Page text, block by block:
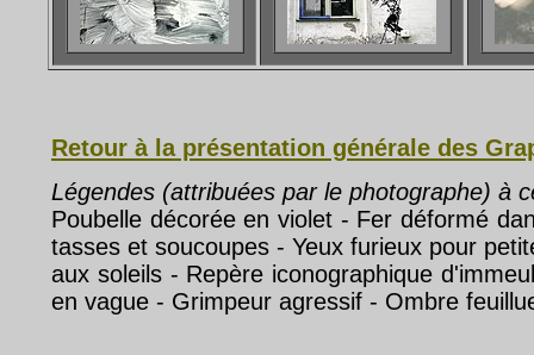
Retour à la présentation générale des
Légendes (attribuées par le photographe) à
Poubelle décorée en violet - Fer déformé
tasses et soucoupes - Yeux furieux pour
aux soleils - Repère iconographique
en vague - Grimpeur agressif - Ombre